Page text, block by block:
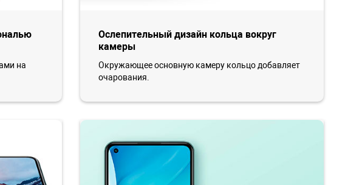
на
Ослепительный дизайн кольца вокруг
камеры
Окружающее основную камеру кольцо добавляет
очарования.